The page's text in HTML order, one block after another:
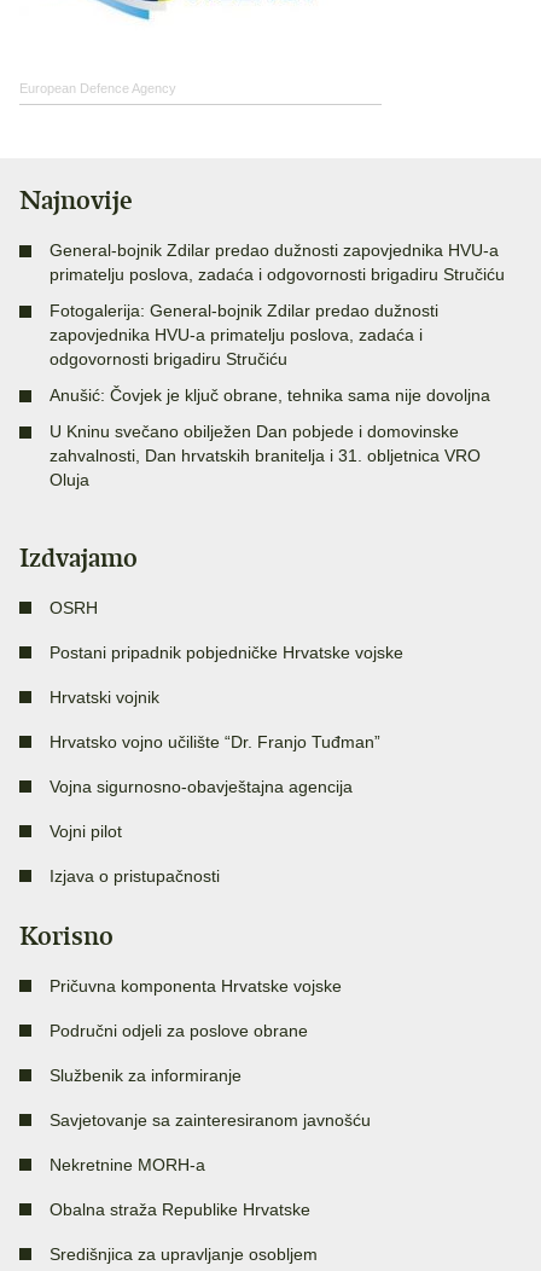
European Defence Agency
Najnovije
General-bojnik Zdilar predao dužnosti zapovjednika HVU-a
primatelju poslova, zadaća i odgovornosti brigadiru Stručiću
Fotogalerija: General-bojnik Zdilar predao dužnosti
zapovjednika HVU-a primatelju poslova, zadaća i
odgovornosti brigadiru Stručiću
Anušić: Čovjek je ključ obrane, tehnika sama nije dovoljna
U Kninu svečano obilježen Dan pobjede i domovinske
zahvalnosti, Dan hrvatskih branitelja i 31. obljetnica VRO
Oluja
Izdvajamo
OSRH
Postani pripadnik pobjedničke Hrvatske vojske
Hrvatski vojnik
Hrvatsko vojno učilište “Dr. Franjo Tuđman”
Vojna sigurnosno-obavještajna agencija
Vojni pilot
Izjava o pristupačnosti
Korisno
Pričuvna komponenta Hrvatske vojske
Područni odjeli za poslove obrane
Službenik za informiranje
Savjetovanje sa zainteresiranom javnošću
Nekretnine MORH-a
Obalna straža Republike Hrvatske
Središnjica za upravljanje osobljem